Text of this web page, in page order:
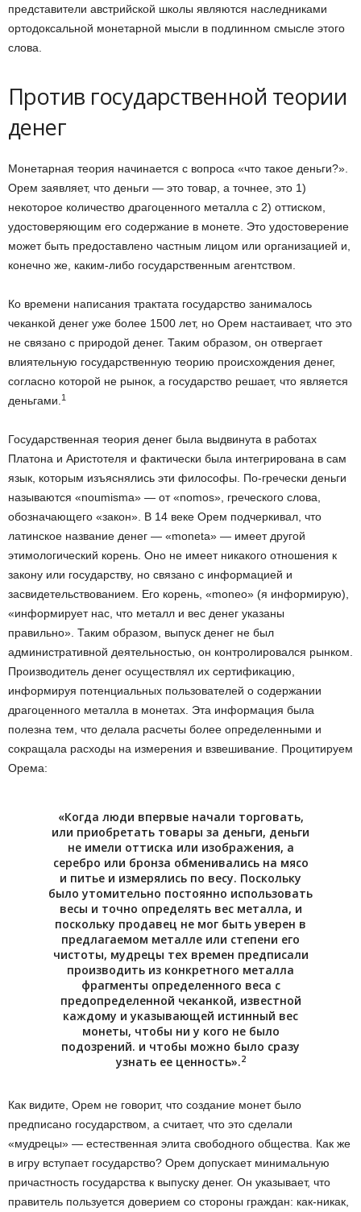
представители австрийской школы являются наследниками
ортодоксальной монетарной мысли в подлинном смысле этого
слова.
Против государственной теории
денег
Монетарная теория начинается с вопроса «что такое деньги?».
Орем заявляет, что деньги — это товар, а точнее, это 1)
некоторое количество драгоценного металла с 2) оттиском,
удостоверяющим его содержание в монете. Это удостоверение
может быть предоставлено частным лицом или организацией и,
конечно же, каким-либо государственным агентством.
Ко времени написания трактата государство занималось
чеканкой денег уже более 1500 лет, но Орем настаивает, что это
не связано с природой денег. Таким образом, он отвергает
влиятельную государственную теорию происхождения денег,
согласно которой не рынок, а государство решает, что является
деньгами. 1
Государственная теория денег была выдвинута в работах
Платона и Аристотеля и фактически была интегрирована в сам
язык, которым изъяснялись эти философы. По-гречески деньги
называются «noumisma» — от «nomos», греческого слова,
обозначающего «закон». В 14 веке Орем подчеркивал, что
латинское название денег — «moneta» — имеет другой
этимологический корень. Оно не имеет никакого отношения к
закону или государству, но связано с информацией и
засвидетельствованием. Его корень, «moneo» (я информирую),
«информирует нас, что металл и вес денег указаны
правильно». Таким образом, выпуск денег не был
административной деятельностью, он контролировался рынком.
Производитель денег осуществлял их сертификацию,
информируя потенциальных пользователей о содержании
драгоценного металла в монетах. Эта информация была
полезна тем, что делала расчеты более определенными и
сокращала расходы на измерения и взвешивание. Процитируем
Орема:
«Когда люди впервые начали торговать,
или приобретать товары за деньги, деньги
не имели оттиска или изображения, а
серебро или бронза обменивались на мясо
и питье и измерялись по весу. Поскольку
было утомительно постоянно использовать
весы и точно определять вес металла, и
поскольку продавец не мог быть уверен в
предлагаемом металле или степени его
чистоты, мудрецы тех времен предписали
производить из конкретного металла
фрагменты определенного веса с
предопределенной чеканкой, известной
каждому и указывающей истинный вес
монеты, чтобы ни у кого не было
подозрений. и чтобы можно было сразу
узнать ее ценность».2
Как видите, Орем не говорит, что создание монет было
предписано государством, а считает, что это сделали
«мудрецы» — естественная элита свободного общества. Как же
в игру вступает государство? Орем допускает минимальную
причастность государства к выпуску денег. Он указывает, что
правитель пользуется доверием со стороны граждан: как-никак,